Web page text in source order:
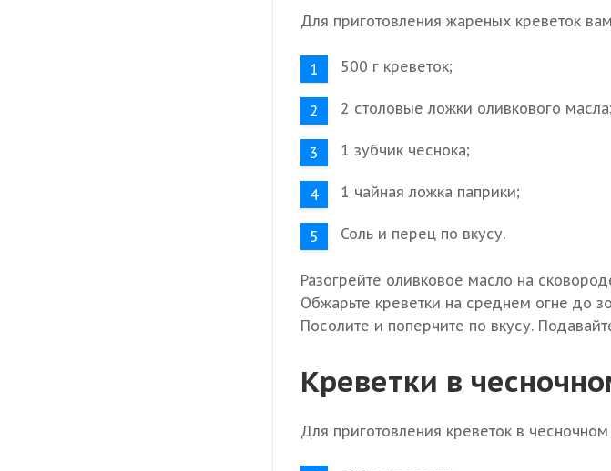
Для приготовления жареных креветок
500 г креветок;
2 столовые ложки оливкового масла;
1 зубчик чеснока;
1 чайная ложка паприки;
Соль и перец по вкусу.
Разогрейте оливковое масло на
Обжарьте креветки на среднем огне до
Посолите и поперчите по вкусу.
Креветки в
Для приготовления креветок в